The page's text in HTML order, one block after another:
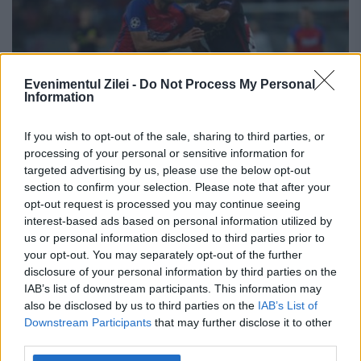
Evenimentul Zilei - Do Not Process My Personal
Information
If you wish to opt-out of the sale, sharing to third parties, or
processing of your personal or sensitive information for
targeted advertising by us, please use the below opt-out
section to confirm your selection. Please note that after your
opt-out request is processed you may continue seeing
interest-based ads based on personal information utilized by
us or personal information disclosed to third parties prior to
your opt-out. You may separately opt-out of the further
disclosure of your personal information by third parties on the
IAB’s list of downstream participants. This information may
also be disclosed by us to third parties on the IAB’s List of
Downstream Participants that may further disclose it to other
Cum ar putea arăta primul „11” al Stelei
pentru duelul cu FC Zurich, din Europa
League. Lotul lui Reghe, măcinat de
accidentări
19 OCTOMBRIE 2016
Steaua va întâlni mâine (de la ora 20:00, pe